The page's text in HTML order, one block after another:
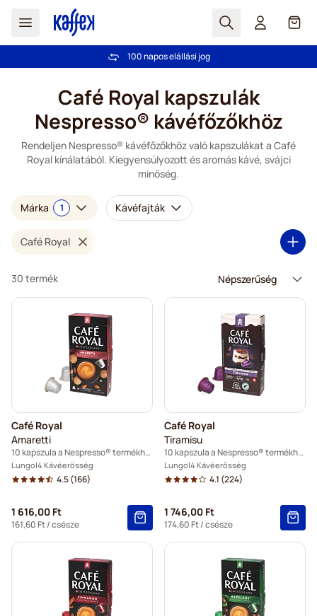
Search Cart
Ingyenes szállítás 20 000 Ft-tól
100 napos elállási jog
Café Royal kapszulák
Nespresso® kávéfőzőkhöz
Rendeljen Nespresso® kávéfőzőkhöz való kapszulákat a Café
Royal kínálatából. Kiegyensúlyozott és aromás kávé, svájci
minőség.
Márka 1 Kávéfajták
Café Royal
30 termék
Café Royal
Amaretti
10 kapszula a Nespresso® termékhez
Lungo 4 Kávéerősség
4.5(166)
1 616,00 Ft
161,60 Ft/ csésze
Café Royal
Tiramisu
10 kapszula a Nespresso® termékhez
Lungo 4 Kávéerősség
4.1 (224)
1 746,00 Ft
174,60 Ft/ csésze